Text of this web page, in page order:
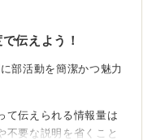
伝えよう！
部活動を簡潔かつ魅力
て伝えられる情報量は
不要な説明を省くこと